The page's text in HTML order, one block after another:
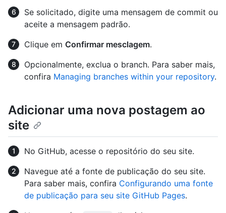
Se solicitado, digite uma mensagem de commit ou
aceite a mensagem padrão.
Clique em Confirmar mesclagem.
Opcionalmente, exclua o branch. Para saber mais,
confira Managing branches within your repository.
Adicionar uma nova postagem ao
site
No GitHub, acesse o repositório do seu site.
Navegue até a fonte de publicação do seu site.
Para saber mais, confira Configurando uma fonte
de publicação para seu site GitHub Pages.